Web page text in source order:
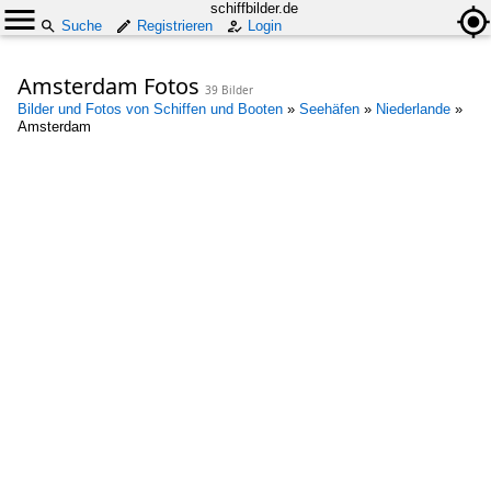
schiffbilder.de
Suche
Registrieren Login
Amsterdam Fotos 39 Bilder
Bilder und Fotos von Schiffen und Booten » Seehäfen » Niederlande »
Amsterdam